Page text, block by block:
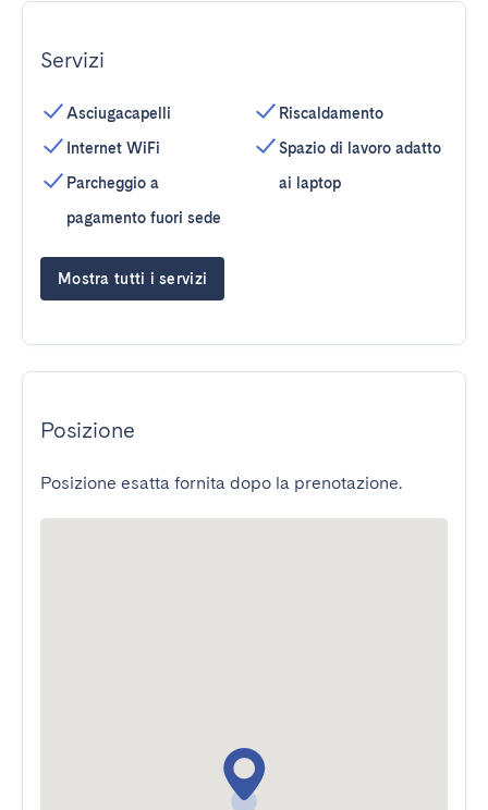
Servizi
Asciugacapelli
Internet WiFi
Parcheggio a
pagamento fuori sede
Riscaldamento
Spazio di lavoro adatto
ai laptop
Mostra tutti i servizi
Posizione
Posizione esatta fornita dopo la prenotazione.